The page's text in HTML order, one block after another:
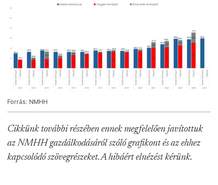
Forrás: NMHH
Cikkünk további részében ennek megfelelően javítottuk
az NMHH gazdálkodásáról szóló grafikont és az ehhez
kapcsolódó szövegrészeket. A hibáért elnézést kérünk.